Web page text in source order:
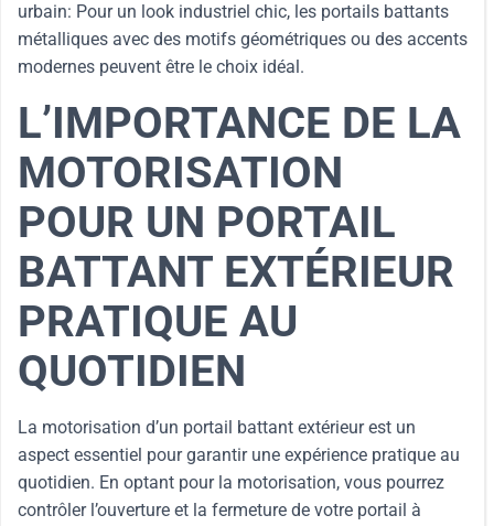
urbain: Pour un look industriel chic, les portails battants
métalliques avec des motifs géométriques ou des accents
modernes peuvent être le choix idéal.
L’IMPORTANCE DE LA
MOTORISATION
POUR UN PORTAIL
BATTANT EXTÉRIEUR
PRATIQUE AU
QUOTIDIEN
La motorisation d’un portail battant extérieur est un
aspect essentiel pour garantir une expérience pratique au
quotidien. En optant pour la motorisation, vous pourrez
contrôler l’ouverture et la fermeture de votre portail à